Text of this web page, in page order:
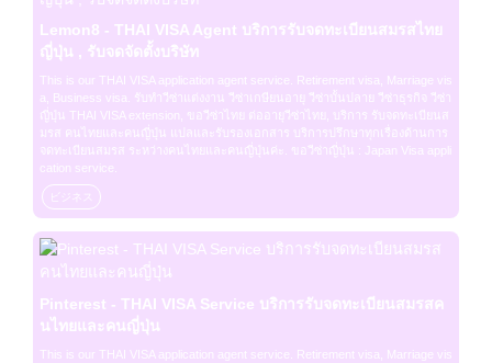
Lemon8 - THAI VISA Agent บริการรับจดทะเบียนสมรสไทย
ญี่ปุ่น , รับจดจัดตั้งบริษัท
This is our THAI VISA application agent service. Retirement visa, Marriage vis
a, Business visa. รับทำวีซ่าแต่งงาน วีซ่าเกษียนอายุ วีซ่าบั้นปลาย วีซ่าธุรกิจ วีซ่า
ญี่ปุ่น THAI VISA extension, ขอวีซ่าไทย ต่ออายุวีซ่าไทย, บริการ รับจดทะเบียนส
มรส คนไทยและคนญี่ปุ่น แปลและรับรองเอกสาร บริการปรึกษาทุกเรื่องด้านการ
จดทะเบียนสมรส ระหว่างคนไทยและคนญี่ปุ่นค่ะ. ขอวีซ่าญี่ปุ่น : Japan Visa appli
cation service.
ビジネス
Pinterest - THAI VISA Service บริการรับจดทะเบียนสมรสค
นไทยและคนญี่ปุ่น
This is our THAI VISA application agent service. Retirement visa, Marriage vis